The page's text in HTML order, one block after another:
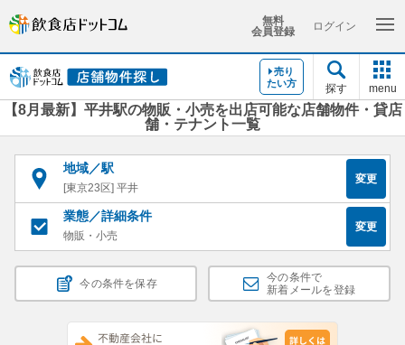
無料
会員登録
ログイン
売り
たい方
探す menu
【8月最新】平井駅の物販・小売を出店可能な店舗物件・貸店
舗・テナント一覧
地域／駅
[東京23区] 平井
変更
業態／詳細条件
物販・小売
変更
今の条件を保存
今の条件で
新着メールを登録